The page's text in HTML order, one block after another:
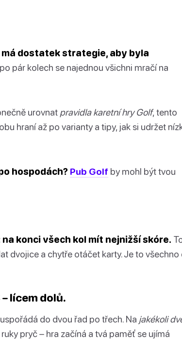
dostatek strategie, aby byla
pár kolech se najednou všichni mračí na
urovnat pravidla karetní hry Golf, tento
hraní až po varianty a tipy, jak si udržet
hospodách? Pub Golf by mohl být tvou
konci všech kol mít nejnižší skóre.
dvojice a chytře otáčet karty. Je to všechno
lícem dolů.
do dvou řad po třech. Na jakékoli
pryč – hra začíná a tvá paměť se ujímá